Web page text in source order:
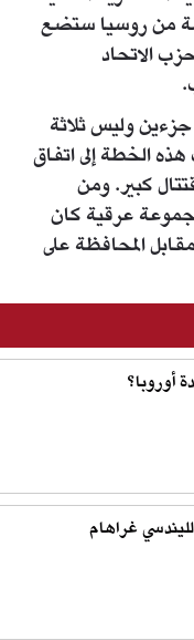
من روسيا ستضع
الاتحاد
جزءين وليس ثلاثة
الخطة إلى اتفاق
كبير. ومن
عرقية كان
المحافظة على
أوروبا؟
غراهام